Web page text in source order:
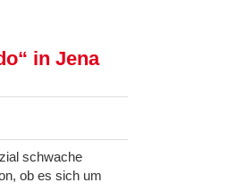
in Jena
schwache
ob es sich um